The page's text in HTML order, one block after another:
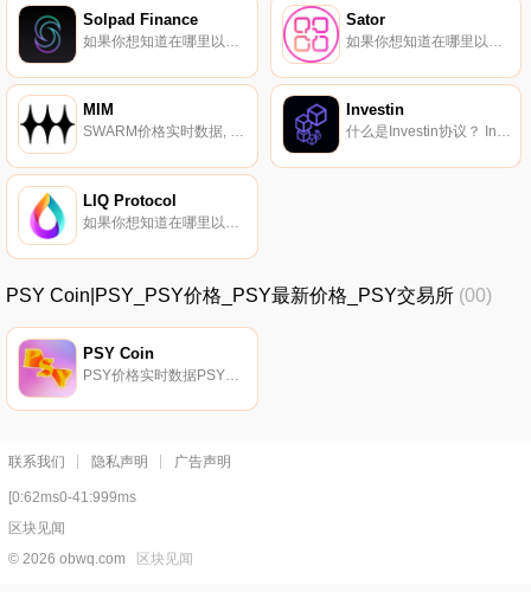
Solpad Finance Sator
MIM
SWARM价格实时数据, 什么是MIM？MIM是一群音乐制作人、录音艺术家、视觉艺术家、视频制作人和设计师,他们为元宇宙创作内容。MIM发布虚拟艺术家、样品包、制作人工具、商品和NFT。创作音乐的过程变成了社区的协作和共享.
Investin
什么是Investin协议？ Investin是一种与区块链无关的去中心化基金管理协议,为潜在投资者和经验丰富的交易员提供了一个公开市场,以无信任和非托管的方式交换他们的产品 IVN令牌是Investin协议的治理令牌。代币反映了协议中的所有权,通过协议产生的费用将在基金经理之间平均分配.
LIQ Protocol
如果你想知道在哪里以当前价格购买LIQ Protocol,目前交易{LIQ Protocol]股票的顶级加密货币交易所是Bitrue、Gate.io、Jupiter、Orca和Raydium。您可以在我们的加密货币交易所页面上找到其他列表.
PSY Coin|PSY_PSY价格_PSY最新价格_PSY交易所 (00)
PSY Coin
PSY价格实时数据PSY网络是一个用于质押、交换和管理NFT的平台。他们的目标是成为索拉纳项目的一站式商店,将数字艺术货币化,并与去中心化金融相结合.
联系我们 隐私声明 广告声明
[0:62ms0-41:999ms
区块见闻
© 2026 obwq.com
区块见闻